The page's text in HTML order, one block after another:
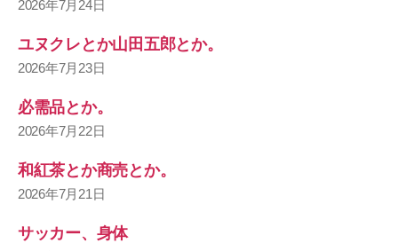
2026年7月24日
ユヌクレとか山田五郎とか。
2026年7月23日
必需品とか。
2026年7月22日
和紅茶とか商売とか。
2026年7月21日
サッカー、身体